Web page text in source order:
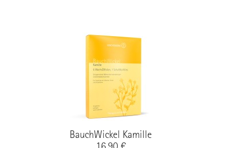
BauchWickel Kamille